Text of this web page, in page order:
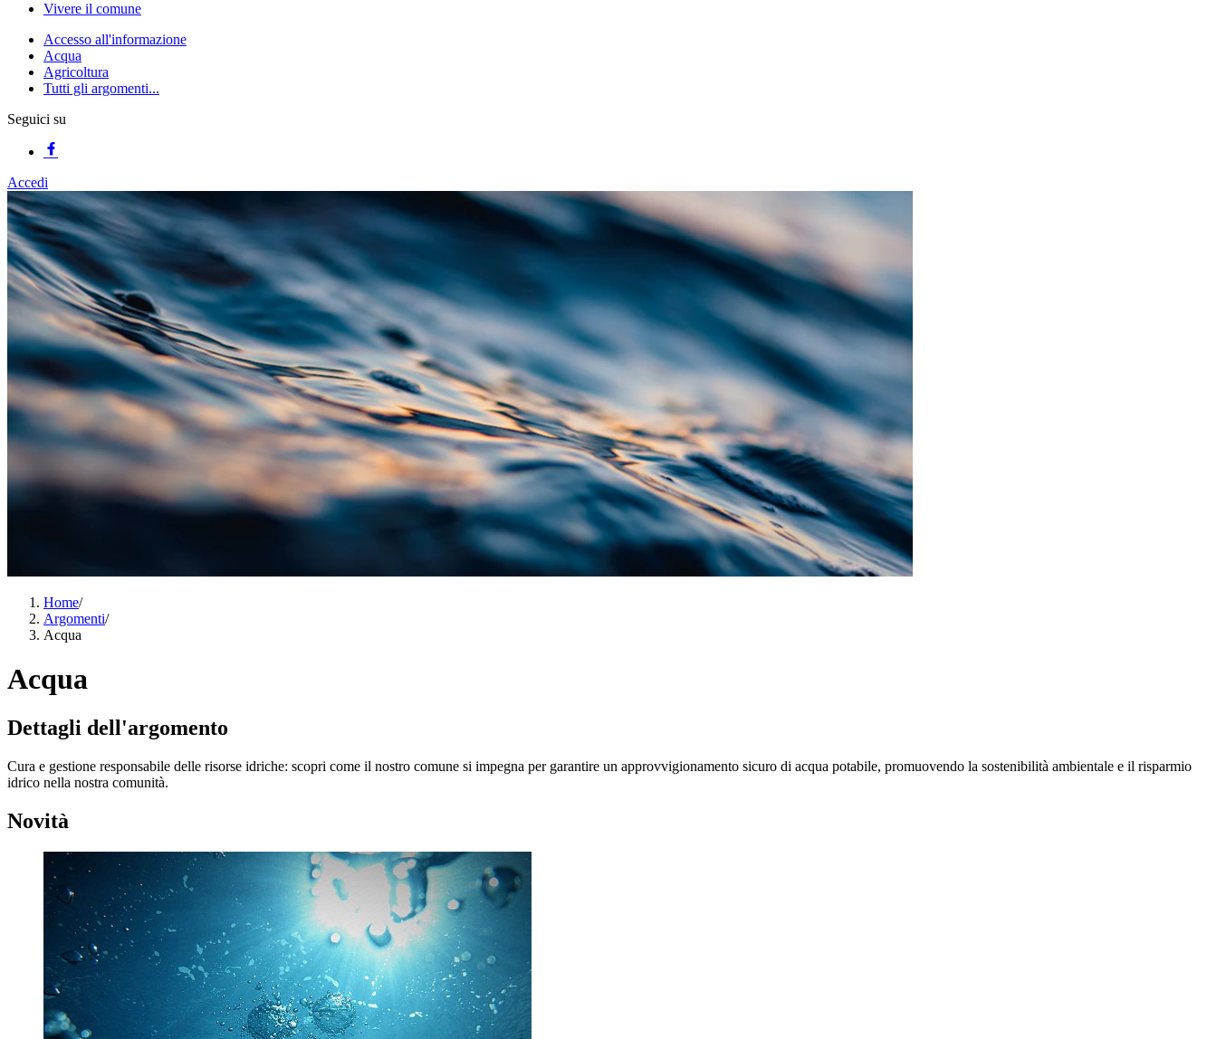
Vivere il comune
Accesso all'informazione
Acqua
Agricoltura
Tutti gli argomenti...
Seguici su
Accedi
Home/
Argomenti/
Acqua
Acqua
Dettagli dell'argomento
Cura e gestione responsabile delle risorse idriche: scopri come il nostro comune si impegna per garantire un approvvigionamento sicuro di acqua potabile, promuovendo la sostenibilità ambientale e il risparmio
idrico nella nostra comunità.
Novità